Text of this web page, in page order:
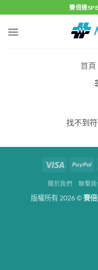
to
content
賽倍達
首頁
找不到
Visa
關於我們 聯繫我
版權所有 2026 ©賽